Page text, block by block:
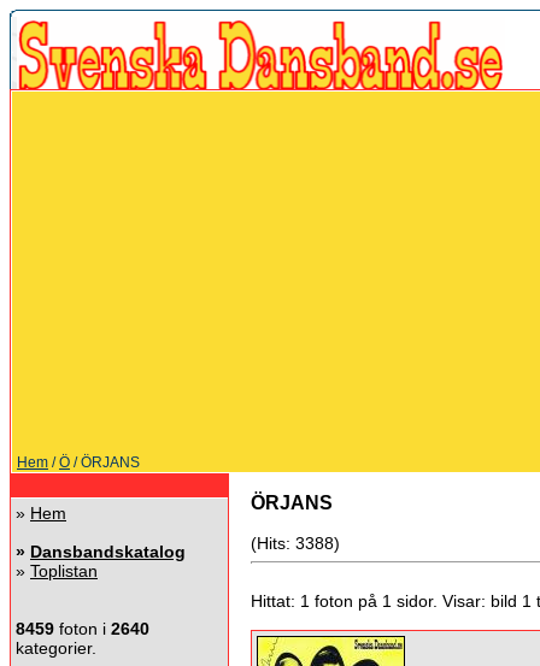
Hem /Ö / ÖRJANS
» Hem
» Dansbandskatalog
» Toplistan
8459 foton i 2640
kategorier.
ÖRJANS
(Hits: 3388)
Hittat: 1 foton på 1 sidor. Visar: bild 1